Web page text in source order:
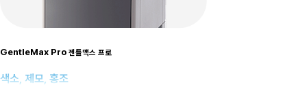
GentleMax Pro 젠틀맥스 프로
색소, 제모, 홍조